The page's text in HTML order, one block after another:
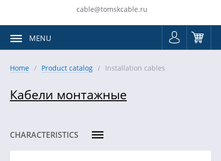
cable@tomskcable.ru
MENU
Home Product catalog Installation cables
Кабели монтажные
CHARACTERISTICS